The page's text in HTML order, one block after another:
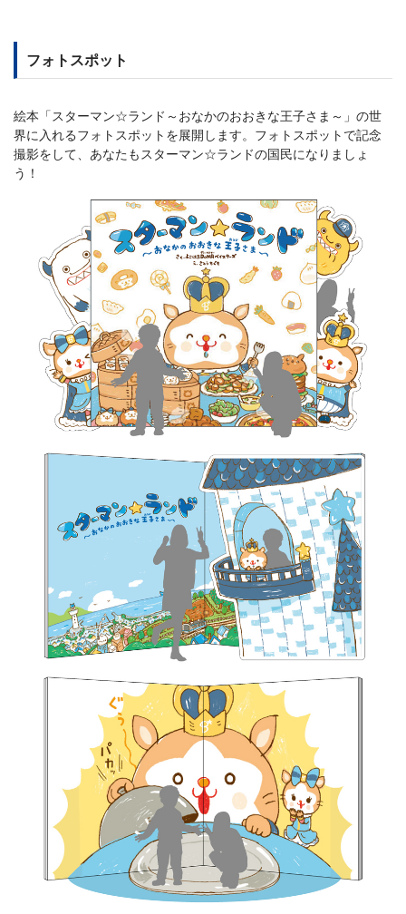
フォトスポット
絵本「スターマン☆ランド～おなかのおおきな王子さま～」の世
界に入れるフォトスポットを展開します。フォトスポットで記念
撮影をして、あなたもスターマン☆ランドの国民になりましょ
う！